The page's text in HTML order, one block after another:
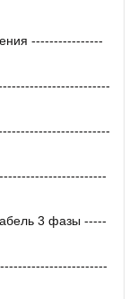
----------------
3 фазы -----